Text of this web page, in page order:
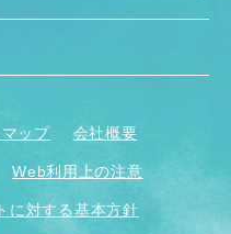
ップ 会社概要
Web利用上の注意
に対する基本方針